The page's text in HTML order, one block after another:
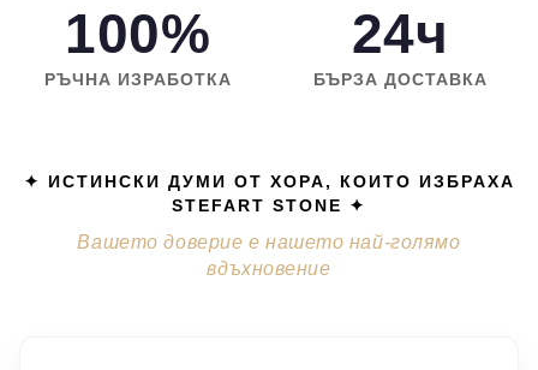
100%
РЪЧНА ИЗРАБОТКА
24ч
БЪРЗА ДОСТАВКА
✦ ИСТИНСКИ ДУМИ ОТ ХОРА, КОИТО ИЗБРАХА
STEFART STONE ✦
Вашето доверие е нашето най-голямо
вдъхновение